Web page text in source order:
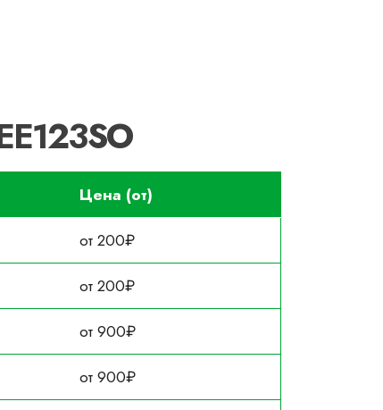
Цена (от)
от 200₽
от 200₽
от 900₽
от 900₽